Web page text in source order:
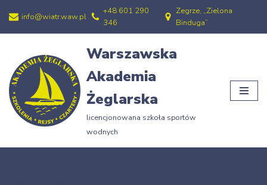
Przejdź
treści
info@wiatr.waw.pl
+48 601 290
346
Zegrze, „Zielona
Binduga”
Warszawska
Akademia
Żeglarska
licencjonowana szkoła sportów
wodnych